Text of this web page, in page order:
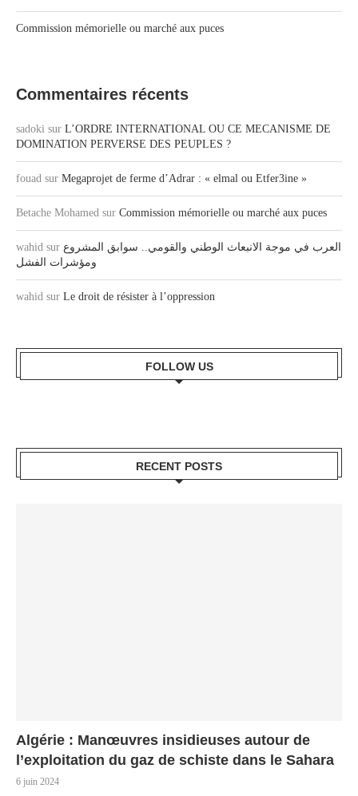
Commission mémorielle ou marché aux puces
Commentaires récents
sadoki sur L’ORDRE INTERNATIONAL OU CE MECANISME DE
DOMINATION PERVERSE DES PEUPLES ?
fouad sur Megaprojet de ferme d’Adrar : « elmal ou Etfer3ine »
Betache Mohamed sur Commission mémorielle ou marché aux puces
wahid sur العرب في موجة الانبعاث الوطني والقومي.. سوابق المشروع
ومؤشرات الفشل
wahid sur Le droit de résister à l’oppression
FOLLOW US
RECENT POSTS
Algérie : Manœuvres insidieuses autour de
l’exploitation du gaz de schiste dans le Sahara
6 juin 2024